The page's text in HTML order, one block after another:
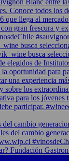
busca
cambio
Fundación